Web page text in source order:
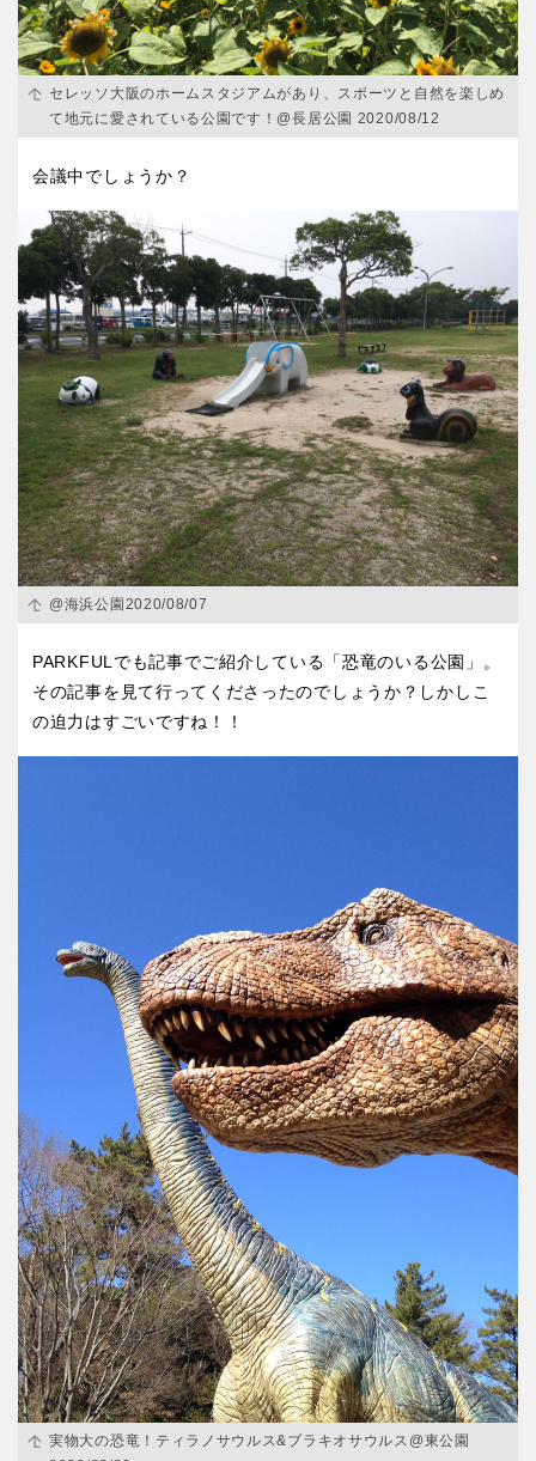
セレッソ大阪のホームスタジアムがあり、スポーツと自然を楽しめ
て地元に愛されている公園です！@長居公園 2020/08/12
会議中でしょうか？
@海浜公園2020/08/07
PARKFULでも記事でご紹介している「恐竜のいる公園」。
その記事を見て行ってくださったのでしょうか？しかしこ
の迫力はすごいですね！！
実物大の恐竜！ティラノサウルス&ブラキオサウルス@東公園